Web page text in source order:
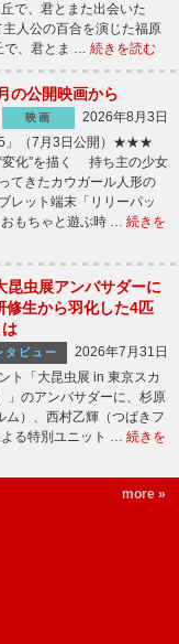
で、君とまた出会いた
人公の百合を演じた福原
で、君とま … 続きを読む
の公開映画から
映画
2026年8月3日
5」（7月3日公開）★★★
変化”を描く 持ち主の少女
てきたカウガール人形の
レット端末「リリーパッ
おもちゃと遊ぶ時 … 続きを
昆虫展アンバサダーに
修生から羽化した4匹
タビュー
2026年7月31日
ト「大昆虫展 in 東京スカ
」のアンバサダーに、杉原
ム）、西村乙輝（つばきフ
る特別ユニット … 続きを
more »